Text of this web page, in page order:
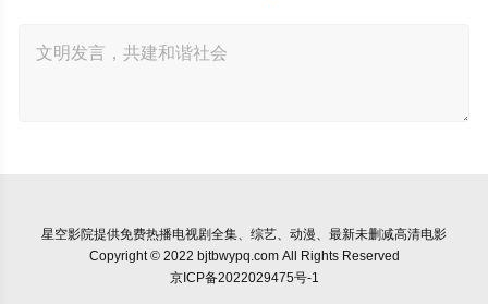
星空影院提供免费热播电视剧全集、综艺、动漫、最新未删减高清电影
Copyright © 2022 bjtbwypq.com All Rights Reserved
京ICP备2022029475号-1